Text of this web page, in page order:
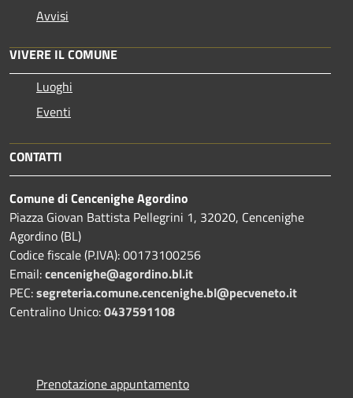
Avvisi
VIVERE IL COMUNE
Luoghi
Eventi
CONTATTI
Comune di Cencenighe Agordino
Piazza Giovan Battista Pellegrini 1, 32020, Cencenighe
Agordino (BL)
Codice fiscale (P.IVA): 00173100256
Email:cencenighe@agordino.bl.it
PEC:segreteria.comune.cencenighe.bl@pecveneto.it
Centralino Unico:0437591108
Prenotazione appuntamento